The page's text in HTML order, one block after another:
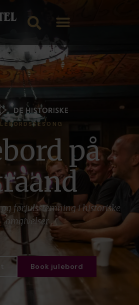
på
førjulsstemning i historiske
omgivelser
Book julebord